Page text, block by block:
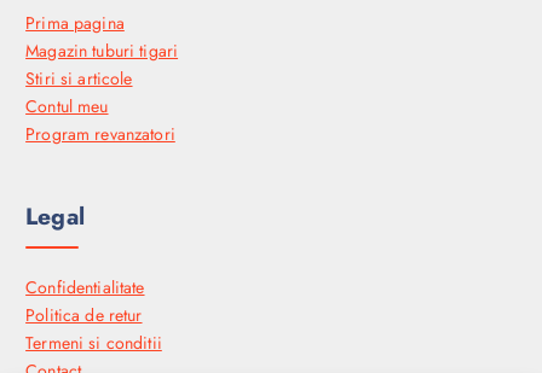
Prima pagina
Magazin tuburi tigari
Stiri si articole
Contul meu
Program revanzatori
Legal
Confidentialitate
Politica de retur
Termeni si conditii